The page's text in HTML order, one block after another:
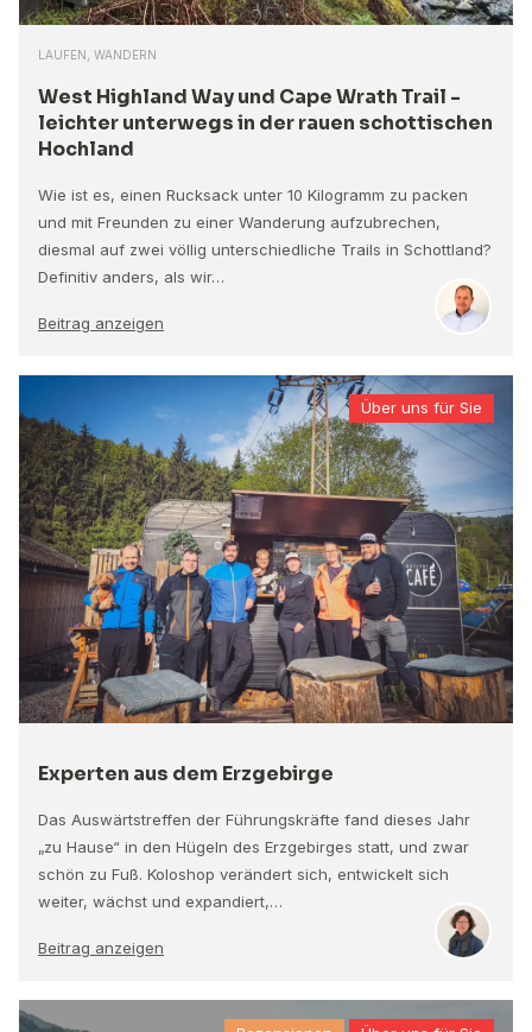
LAUFEN, WANDERN
West Highland Way und Cape Wrath Trail -
leichter unterwegs in der rauen schottischen
Hochland
Wie ist es, einen Rucksack unter 10 Kilogramm zu packen
und mit Freunden zu einer Wanderung aufzubrechen,
diesmal auf zwei völlig unterschiedliche Trails in Schottland?
Definitiv anders, als wir…
Beitrag anzeigen
Über uns für Sie
Experten aus dem Erzgebirge
Das Auswärtstreffen der Führungskräfte fand dieses Jahr
„zu Hause“ in den Hügeln des Erzgebirges statt, und zwar
schön zu Fuß. Koloshop verändert sich, entwickelt sich
weiter, wächst und expandiert,…
Beitrag anzeigen